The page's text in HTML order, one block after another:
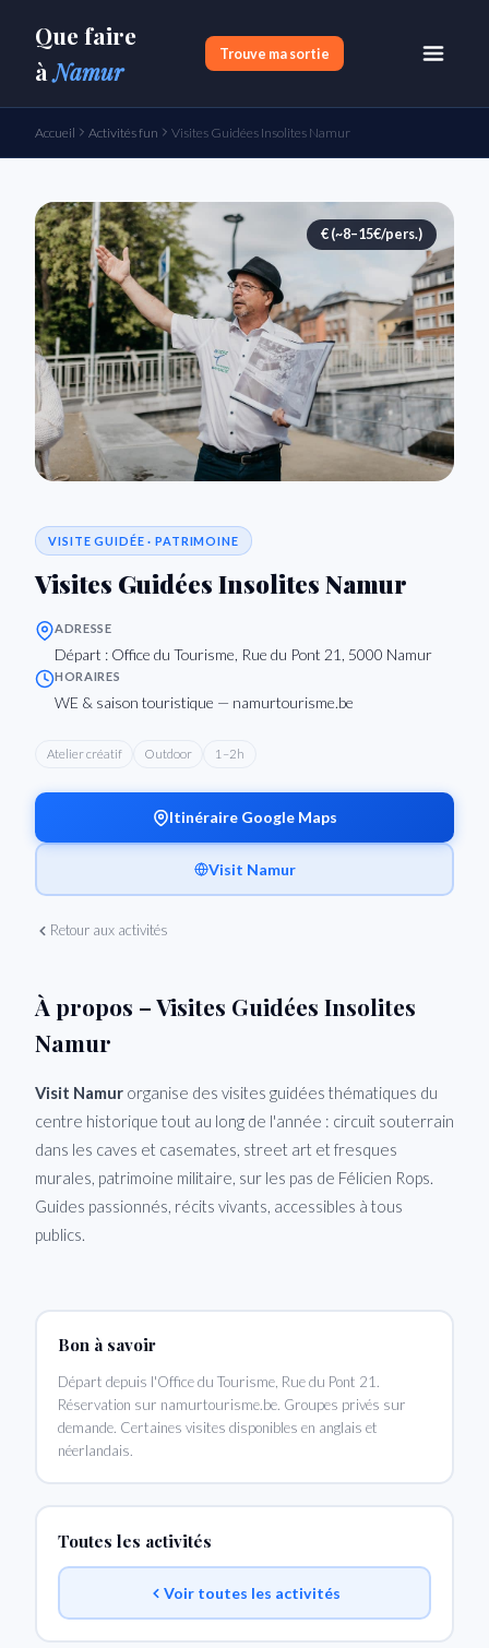
Que faire
àNamur
Trouve ma sortie
Accueil Activités fun Visites Guidées Insolites Namur
€ (~8–15€/pers.)
VISITE GUIDÉE · PATRIMOINE
Visites Guidées Insolites Namur
ADRESSE
Départ : Office du Tourisme, Rue du Pont 21, 5000 Namur
HORAIRES
WE & saison touristique — namurtourisme.be
Atelier créatif Outdoor 1–2h
Itinéraire Google Maps
Visit Namur
Retour aux activités
À propos – Visites Guidées Insolites
Namur
Visit Namur organise des visites guidées thématiques du
centre historique tout au long de l'année : circuit souterrain
dans les caves et casemates, street art et fresques
murales, patrimoine militaire, sur les pas de Félicien Rops.
Guides passionnés, récits vivants, accessibles à tous
publics.
Bon à savoir
Départ depuis l'Office du Tourisme, Rue du Pont 21.
Réservation sur namurtourisme.be. Groupes privés sur
demande. Certaines visites disponibles en anglais et
néerlandais.
Toutes les activités
Voir toutes les activités